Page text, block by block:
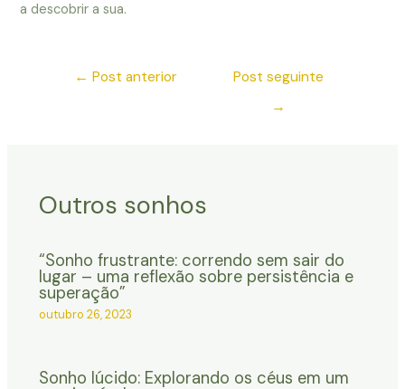
a descobrir a sua.
← Post anterior
Post seguinte
→
Outros sonhos
“Sonho frustrante: correndo sem sair do
lugar – uma reflexão sobre persistência e
superação”
outubro 26, 2023
Sonho lúcido: Explorando os céus em um